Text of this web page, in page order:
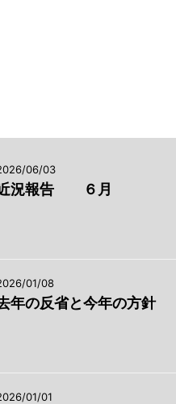
06/03
況報告 ６月
01/08
年の反省と今年の方針
01/01